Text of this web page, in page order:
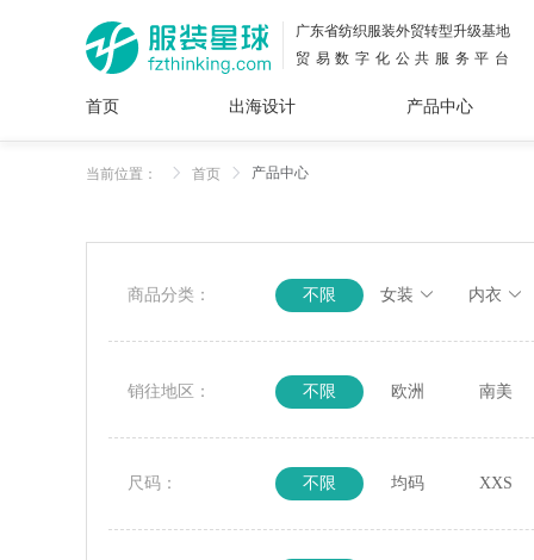
广东省纺织服装外贸转型升级基地
贸易数字化公共服务平台
首页 出海设计
面料
插画
服装
产品中心
当前位置： 首页 产品中心
商品分类： 不限 女装 内衣
销往地区： 不限 欧洲 南美
尺码： 不限 均码 XXS